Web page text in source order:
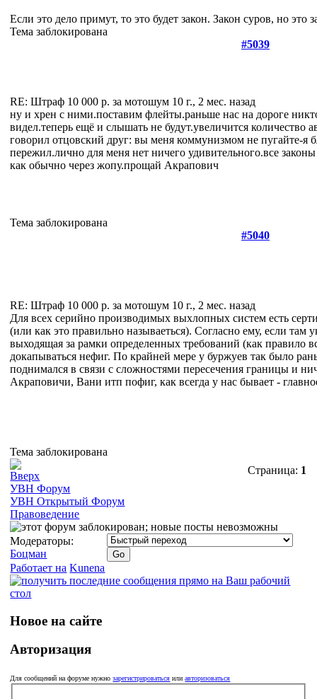
Если это дело примут, то это будет закон. Закон суров, но это
Тема заблокирована
#5039
RE: Штраф 10 000 р. за мотошум 10 г., 2 мес. назад
ну и хрен с ними.поставим флейты.раньше нас на дороге
видел.теперь ещё и слышать не будут.увеличится количество
говорил отцовский друг: вы меня коммунизмом не пугайте-я
пережил.лично для меня нет ничего удивительного.все
как обычно через жопу.прощай Акрапович
Тема заблокирована
#5040
RE: Штраф 10 000 р. за мотошум 10 г., 2 мес. назад
Для всех серийно производимых выхлопных систем есть
(или как это правильно называеться). Согласно ему, если там
выходящая за рамки определенных требований (как правило
докапываться нефиг. По крайней мере у буржуев так было
поднимался в связи с сложностями пересечения границы и
Акраповичи, Вани итп пофиг, как всегда у нас бывает -
Тема заблокирована
Страница: 1
УВН Форум
УВН Открытый Форум
Правоведение
Модераторы:
Боцман
Работает на Kunena
Новое на сайте
Авторизация
Для сообщений на форуме нужнозарегистрироваться илиавторизоваться